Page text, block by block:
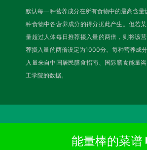
默认每一种营养成分在所有食物中的最高含
种食物中各营养成分的得分据此产生。但若
量超过人体每日推荐摄入量的两倍，则将该
荐摄入量的两倍设定为1000分。每种营养成
入量来自中国居民膳食指南、国际膳食能量
工学院的数据。
能量棒的菜谱